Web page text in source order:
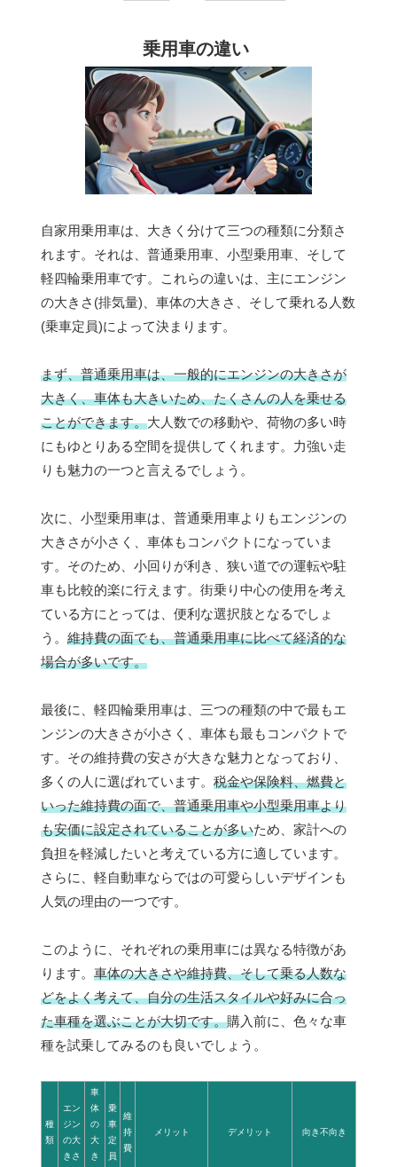
乗用車の違い
自家用乗用車は、大きく分けて三つの種類に分類さ
れます。それは、普通乗用車、小型乗用車、そして
軽四輪乗用車です。これらの違いは、主にエンジン
の大きさ(排気量)、車体の大きさ、そして乗れる人数
(乗車定員)によって決まります。
まず、普通乗用車は、一般的にエンジンの大きさが
大きく、車体も大きいため、たくさんの人を乗せる
ことができます。大人数での移動や、荷物の多い時
にもゆとりある空間を提供してくれます。力強い走
りも魅力の一つと言えるでしょう。
次に、小型乗用車は、普通乗用車よりもエンジンの
大きさが小さく、車体もコンパクトになっていま
す。そのため、小回りが利き、狭い道での運転や駐
車も比較的楽に行えます。街乗り中心の使用を考え
ている方にとっては、便利な選択肢となるでしょ
う。 維持費の面でも、普通乗用車に比べて経済的な
場合が多いです。
最後に、軽四輪乗用車は、三つの種類の中で最もエ
ンジンの大きさが小さく、車体も最もコンパクトで
す。その維持費の安さが大きな魅力となっており、
多くの人に選ばれています。 税金や保険料、燃費と
いった維持費の面で、普通乗用車や小型乗用車より
も安価に設定されていることが多いため、家計への
負担を軽減したいと考えている方に適しています。
さらに、軽自動車ならではの可愛らしいデザインも
人気の理由の一つです。
このように、それぞれの乗用車には異なる特徴があ
ります。 車体の大きさや維持費、そして乗る人数な
どをよく考えて、自分の生活スタイルや好みに合っ
た車種を選ぶことが大切です。購入前に、色々な車
種を試乗してみるのも良いでしょう。
種
類
エン
ジン
の大
きさ
車
体
の
大
き
乗
車
定
員
維
持
費
メリット デメリット 向き不向き